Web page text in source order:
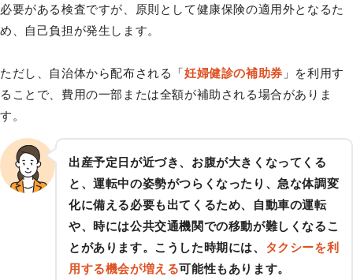
必要がある検査ですが、原則として健康保険の適用外となるた
め、自己負担が発生します。
ただし、自治体から配布される「妊婦健診の補助券 」を利用す
ることで、費用の一部または全額が補助される場合がありま
す。
出産予定日が近づき、お腹が大きくなってくる
と、運転中の姿勢がつらくなったり、急な体調変
化に備える必要も出てくるため、自動車の運転
や、時には公共交通機関での移動が難しくなるこ
とがあります。こうした時期には、 タクシーを利
用する機会が増える可能性もあります。